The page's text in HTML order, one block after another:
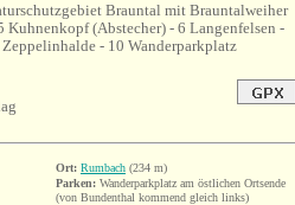
Brauntal mit Brauntalweiher
Kuhnenkopf (Abstecher) - 6 Langenfelsen -
- 10 Wanderparkplatz
Ort: Rumbach (234 m)
Parken: Wanderparkplatz am östlichen Ortsende
(von Bundenthal kommend gleich links)